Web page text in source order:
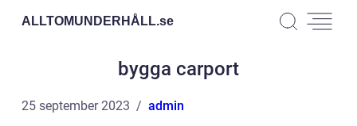
ALLTOMUNDERHÅLL.se
bygga carport
25 september 2023 admin